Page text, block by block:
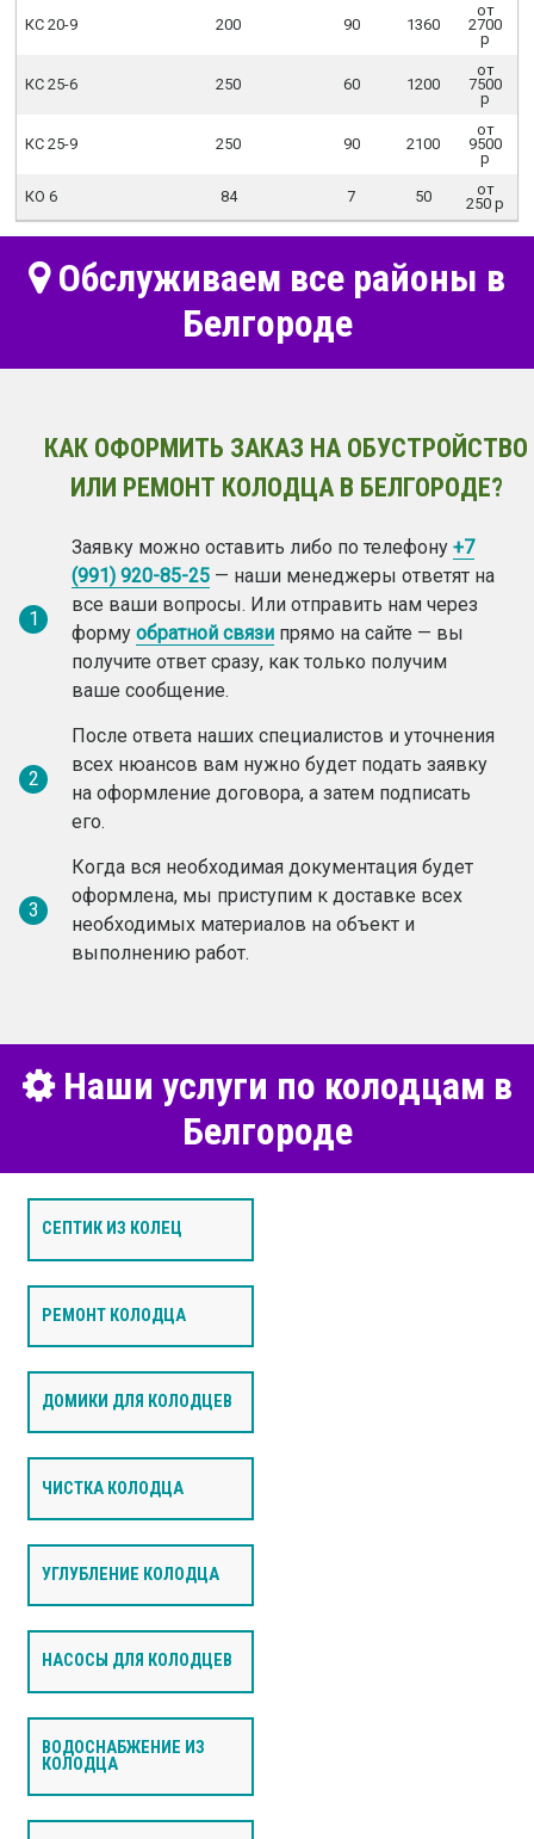
КС 20-9 200 90 1360
от
2700
р
КС 25-6 250 60 1200
от
7500
р
КС 25-9 250 90 2100
от
9500
р
КО 6 84 7 50
от
250 р
Обслуживаем все районы в
Белгороде
КАК ОФОРМИТЬ ЗАКАЗ НА ОБУСТРОЙСТВО
ИЛИ РЕМОНТ КОЛОДЦА В БЕЛГОРОДЕ?
1
Заявку можно оставить либо по телефону +7
(991) 920-85-25 — наши менеджеры ответят на
все ваши вопросы. Или отправить нам через
форму обратной связи прямо на сайте — вы
получите ответ сразу, как только получим
ваше сообщение.
2
После ответа наших специалистов и уточнения
всех нюансов вам нужно будет подать заявку
на оформление договора, а затем подписать
его.
3
Когда вся необходимая документация будет
оформлена, мы приступим к доставке всех
необходимых материалов на объект и
выполнению работ.
Наши услуги по колодцам в
Белгороде
СЕПТИК ИЗ КОЛЕЦ
РЕМОНТ КОЛОДЦА
ДОМИКИ ДЛЯ КОЛОДЦЕВ
ЧИСТКА КОЛОДЦА
УГЛУБЛЕНИЕ КОЛОДЦА
НАСОСЫ ДЛЯ КОЛОДЦЕВ
ВОДОСНАБЖЕНИЕ ИЗ
КОЛОДЦА